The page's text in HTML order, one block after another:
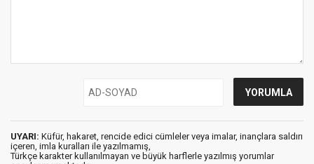
UYARI: Küfür, hakaret, rencide edici cümleler veya imalar, inançlara saldırı
içeren, imla kuralları ile yazılmamış,
Türkçe karakter kullanılmayan ve büyük harflerle yazılmış yorumlar